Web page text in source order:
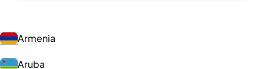
Armenia
Aruba